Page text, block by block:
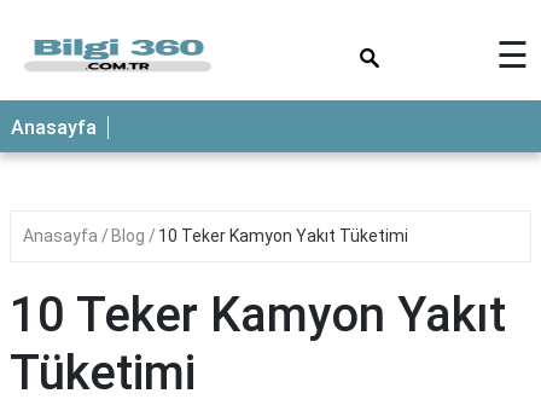
ANASAYFA
☰
Anasayfa
Anasayfa Blog 10 Teker Kamyon Yakıt Tüketimi
10 Teker Kamyon Yakıt
Tüketimi